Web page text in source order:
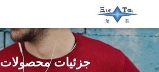
جزئیات محصولات